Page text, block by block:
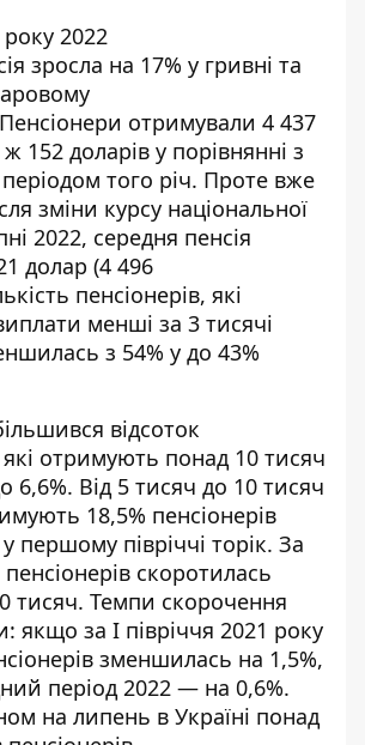
2022
зросла на 17% у гривні та
Пенсіонери отримували 4 437
152 доларів у порівнянні з
того річ. Проте вже
зміни курсу національної
2022, середня пенсія
долар (4 496
пенсіонерів, які
менші за 3 тисячі
з 54% у до 43%
відсоток
які отримують понад 10 тисяч
6,6%. Від 5 тисяч до 10 тисяч
18,5% пенсіонерів
першому півріччі торік. За
пенсіонерів скоротилась
тисяч. Темпи скорочення
якщо за I півріччя 2021 року
зменшилась на 1,5%,
період 2022 — на 0,6%.
на липень в Україні понад